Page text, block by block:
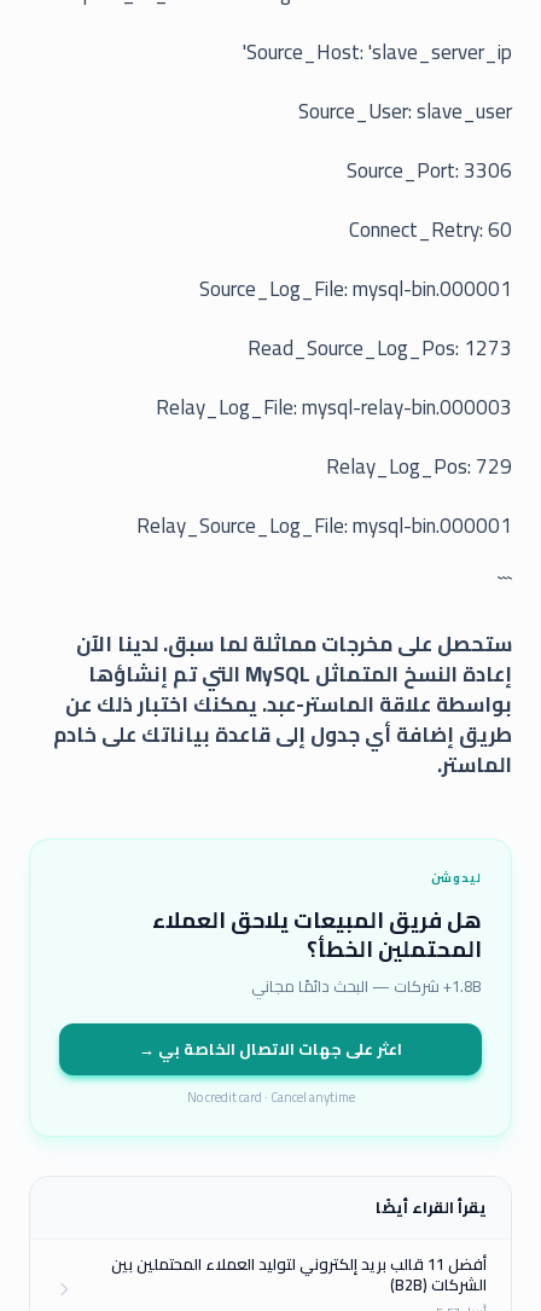
Source_Host: 'slave_server_ip'
Source_User: slave_user
Source_Port: 3306
Connect_Retry: 60
Source_Log_File: mysql-bin.000001
Read_Source_Log_Pos: 1273
Relay_Log_File: mysql-relay-bin.000003
Relay_Log_Pos: 729
Relay_Source_Log_File: mysql-bin.000001
```
ستحصل على مخرجات مماثلة لما سبق. لدينا الآن
إعادة النسخ المتماثل MySQL التي تم إنشاؤها
بواسطة علاقة الماستر-عبد. يمكنك اختبار ذلك عن
طريق إضافة أي جدول إلى قاعدة بياناتك على خادم
الماستر.
ليدوشن
هل فريق المبيعات يلاحق العملاء
المحتملين الخطأ؟
1.8B+ شركات — البحث دائمًا مجاني
اعثر على جهات الاتصال الخاصة بي →
No credit card · Cancel anytime
يقرأ القراء أيضًا
أفضل 11 قالب بريد إلكتروني لتوليد العملاء المحتملين بين
الشركات (B2B)